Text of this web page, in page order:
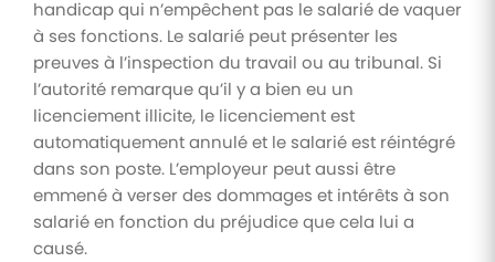
handicap qui n’empêchent pas le salarié de vaquer
à ses fonctions. Le salarié peut présenter les
preuves à l’inspection du travail ou au tribunal. Si
l’autorité remarque qu’il y a bien eu un
licenciement illicite, le licenciement est
automatiquement annulé et le salarié est réintégré
dans son poste. L’employeur peut aussi être
emmené à verser des dommages et intérêts à son
salarié en fonction du préjudice que cela lui a
causé.